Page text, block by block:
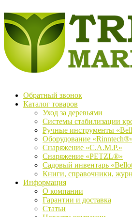
Обратный звонок
Каталог товаров
Уход за деревьями
Системы стабилизации
Ручные инструменты
Оборудование
Снаряжение «C.A.M.P.»
Снаряжение «PETZL®»
Садовый инвентарь
Книги, справочники,
Информация
О компании
Гарантии и доставка
Статьи